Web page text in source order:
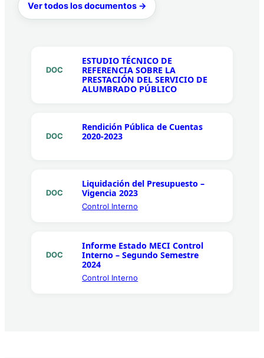
Ver todos los documentos →
DOC
ESTUDIO TÉCNICO DE
REFERENCIA SOBRE LA
PRESTACIÓN DEL SERVICIO DE
ALUMBRADO PÚBLICO
DOC
Rendición Pública de Cuentas
2020-2023
DOC
Liquidación del Presupuesto –
Vigencia 2023
Control Interno
DOC
Informe Estado MECI Control
Interno – Segundo Semestre
2024
Control Interno